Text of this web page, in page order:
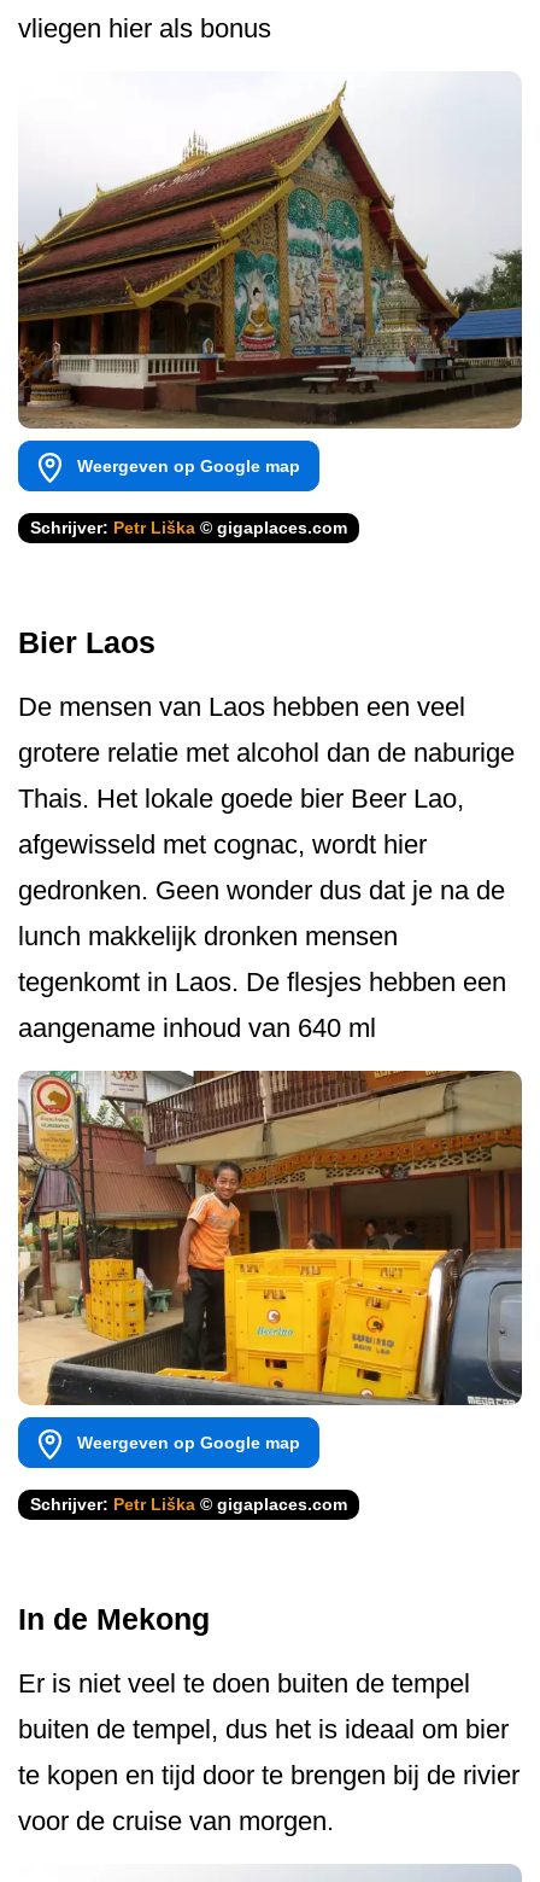
vliegen hier als bonus
Weergeven op Google map
Schrijver: Petr Liška © gigaplaces.com
Bier Laos
De mensen van Laos hebben een veel
grotere relatie met alcohol dan de naburige
Thais. Het lokale goede bier Beer Lao,
afgewisseld met cognac, wordt hier
gedronken. Geen wonder dus dat je na de
lunch makkelijk dronken mensen
tegenkomt in Laos. De flesjes hebben een
aangename inhoud van 640 ml
Weergeven op Google map
Schrijver: Petr Liška © gigaplaces.com
In de Mekong
Er is niet veel te doen buiten de tempel
buiten de tempel, dus het is ideaal om bier
te kopen en tijd door te brengen bij de rivier
voor de cruise van morgen.